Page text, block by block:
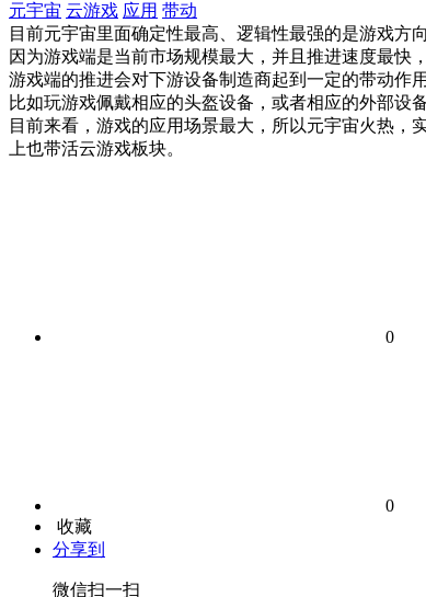
元宇宙 云游戏 应用 带动
目前元宇宙里面确定性最高、逻辑性最强的是游戏方向
因为游戏端是当前市场规模最大，并且推进速度最快
游戏端的推进会对下游设备制造商起到一定的带动作用
比如玩游戏佩戴相应的头盔设备，或者相应的外部设备
目前来看，游戏的应用场景最大，所以元宇宙火热，
上也带活云游戏板块。
0
0
收藏
分享到
微信扫一扫